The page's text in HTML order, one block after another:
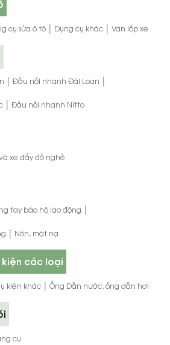
cụ sửa ô tô | Dụng cụ khác | Van lốp xe
| Đầu nối nhanh Đài Loan |
| Đầu nối nhanh Nitto
xe đẩy đồ nghề
tay bảo hộ lao động |
| Nón, mặt nạ
các loại
kiện khác | Ống Dẫn nước, ống dẫn hơi
cụ